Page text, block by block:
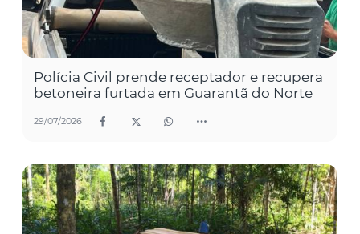
Polícia Civil prende receptador e recupera
betoneira furtada em Guarantã do Norte
29/07/2026